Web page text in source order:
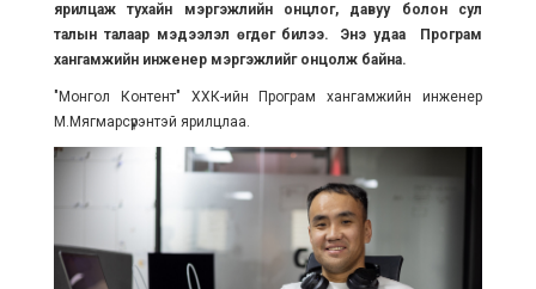
ярилцаж тухайн мэргэжлийн онцлог, давуу болон сул
талын талаар мэдээлэл өгдөг билээ.
Энэудаа
Програм
хангамжийн инженер мэргэжлийг онцолж байна.
"Монгол Контент" ХХК-ийн Програм хангамжийн инженер
М.Мягмарсүрэнтэй ярилцлаа.